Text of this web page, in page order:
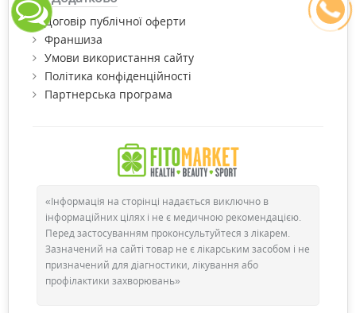
Договір публічної оферти
Франшиза
Умови використання сайту
Політика конфіденційності
Партнерська програма
«Інформація на сторінці надається виключно в
інформаційних цілях і не є медичною рекомендацією.
Перед застосуванням проконсультуйтеся з лікарем.
Зазначений на сайті товар не є лікарським засобом і не
призначений для діагностики, лікування або
профілактики захворювань»